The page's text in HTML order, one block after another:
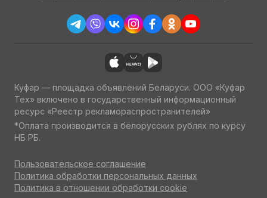
Куфар — площадка объявлений Беларуси. ООО «Куфар
Тех» включено в государственный информационный
ресурс «Реестр рекламораспространителей»
*Оплата производится в белорусских рублях по курсу
НБ РБ.
Пользовательское соглашение
Политика обработки персональных данных
Политика в отношении обработки cookie